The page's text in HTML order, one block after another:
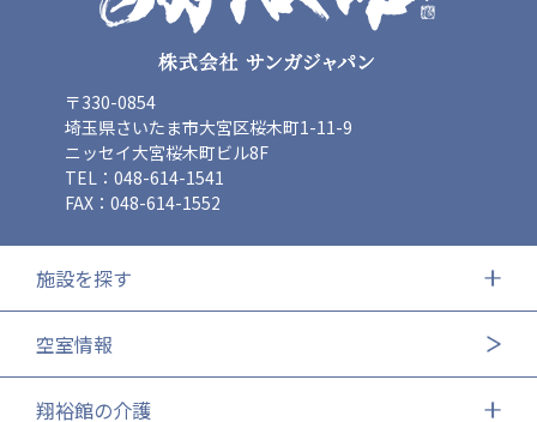
〒330-0854
埼玉県さいたま市大宮区桜木町1-11-9
ニッセイ大宮桜木町ビル8F
TEL：048-614-1541
FAX：048-614-1552
施設を探す
空室情報
翔裕館の介護